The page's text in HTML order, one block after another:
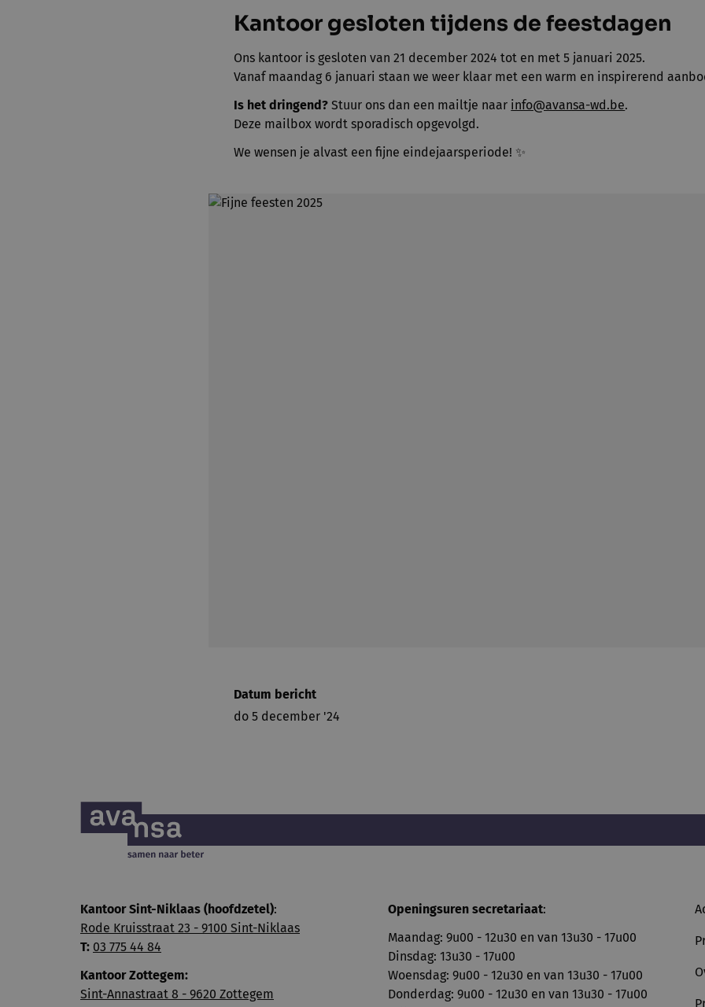
Kantoor gesloten tijdens de feestdagen
Ons kantoor is gesloten van 21 december 2024 tot en met 5 januari 2025.
Vanaf maandag 6 januari staan we weer klaar met een warm en inspirerend
Is het dringend? Stuur ons dan een mailtje naar info@avansa-wd.be.
Deze mailbox wordt sporadisch opgevolgd.
We wensen je alvast een fijne eindejaarsperiode! ✨
Datum bericht
do 5 december '24
Kantoor Sint-Niklaas (hoofdzetel):
Rode Kruisstraat 23 - 9100 Sint-Niklaas
T: 03 775 44 84
Kantoor Zottegem:
Sint-Annastraat 8 - 9620 Zottegem
Openingsuren secretariaat:
Maandag: 9u00 - 12u30 en van 13u30 - 17u00
Dinsdag: 13u30 - 17u00
Woensdag: 9u00 - 12u30 en van 13u30 - 17u00
Donderdag: 9u00 - 12u30 en van 13u30 - 17u00